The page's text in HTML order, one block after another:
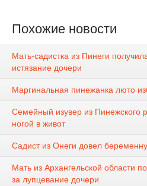
Похожие новости
Мать-садистка из Пинеги
истязание дочери
Маргинальная пинежанка люто
Семейный изувер из Пинежского
ногой в живот
Садист из Онеги довел
Мать из Архангельской области
за лупцевание дочери